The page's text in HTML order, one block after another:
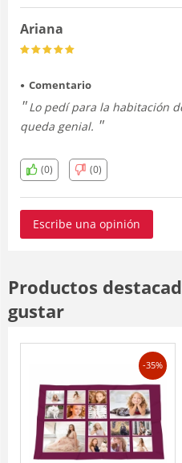
Ariana
Comentario
Lo pedí para la habitación de mis hijas. Me gusta mucho,
queda genial.
(0) (0)
Escribe una opinión
Productos
gustar
-35%